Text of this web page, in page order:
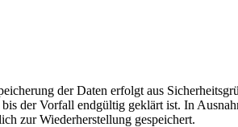
der Daten erfolgt aus
der Vorfall endgültig geklärt ist. In
zur Wiederherstellung gespeichert.